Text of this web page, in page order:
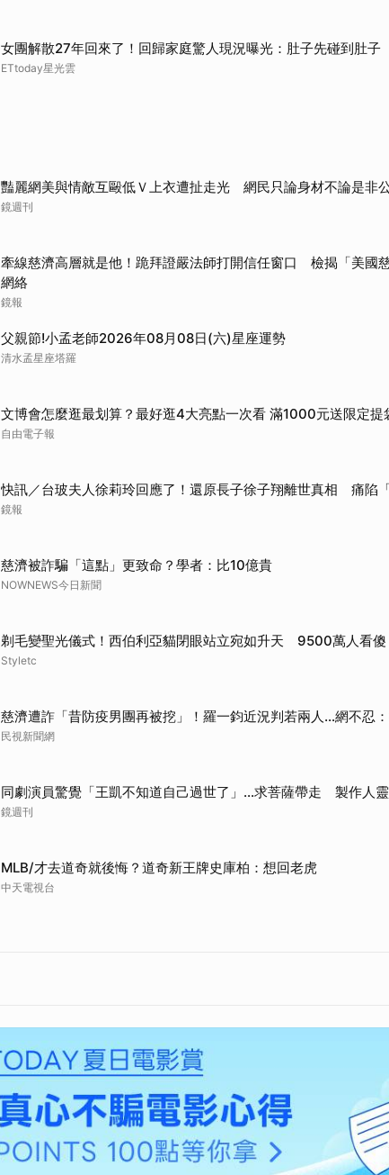
女團解散27年回來了！回歸家庭驚人現況曝光：肚子先碰到肚子
ETtoday星光雲
豔麗網美與情敵互毆低Ｖ上衣遭扯走光 網民只論身材不論是非
鏡週刊
牽線慈濟高層就是他！跪拜證嚴法師打開信任窗口 檢揭「美國
網絡
鏡報
父親節!小孟老師2026年08月08日(六)星座運勢
清水孟星座塔羅
文博會怎麼逛最划算？最好逛4大亮點一次看 滿1000元送限定提
自由電子報
快訊／台玻夫人徐莉玲回應了！還原長子徐子翔離世真相 痛陷
鏡報
慈濟被詐騙「這點」更致命？學者：比10億貴
NOWNEWS今日新聞
剃毛變聖光儀式！西伯利亞貓閉眼站立宛如升天 9500萬人看傻
Styletc
慈濟遭詐「昔防疫男團再被挖」！羅一鈞近況判若兩人…網不忍
民視新聞網
同劇演員驚覺「王凱不知道自己過世了」...求菩薩帶走 製作人
鏡週刊
MLB/才去道奇就後悔？道奇新王牌史庫柏：想回老虎
中天電視台